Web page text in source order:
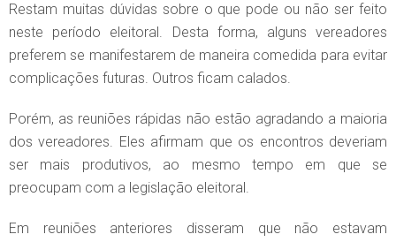
Restam muitas dúvidas sobre o que pode ou não ser feito
neste período eleitoral. Desta forma, alguns vereadores
preferem se manifestarem de maneira comedida para evitar
complicações futuras. Outros ficam calados.
Porém, as reuniões rápidas não estão agradando a maioria
dos vereadores. Eles afirmam que os encontros deveriam
ser mais produtivos, ao mesmo tempo em que se
preocupam com a legislação eleitoral.
Em reuniões anteriores disseram que não estavam